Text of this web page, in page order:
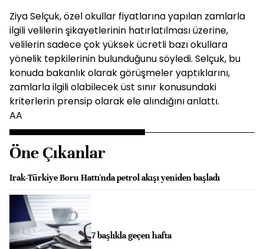
Ziya Selçuk, özel okullar fiyatlarına yapılan zamlarla
ilgili velilerin şikayetlerinin hatırlatılması üzerine,
velilerin sadece çok yüksek ücretli bazı okullara
yönelik tepkilerinin bulunduğunu söyledi. Selçuk, bu
konuda bakanlık olarak görüşmeler yaptıklarını,
zamlarla ilgili olabilecek üst sınır konusundaki
kriterlerin prensip olarak ele alındığını anlattı.
AA
Öne Çıkanlar
Irak-Türkiye Boru Hattı'nda petrol akışı yeniden başladı
7 başlıkla geçen hafta